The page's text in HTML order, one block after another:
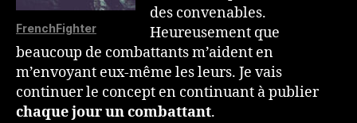
FrenchFighter
des convenables.
Heureusement que
beaucoup de combattants m’aident en
m’envoyant eux-même les leurs. Je vais
continuer le concept en continuant à publier
chaque jour un combattant.